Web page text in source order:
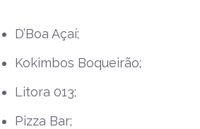
D’Boa Açaí;
Kokimbos Boqueirão;
Litora 013;
Pizza Bar;